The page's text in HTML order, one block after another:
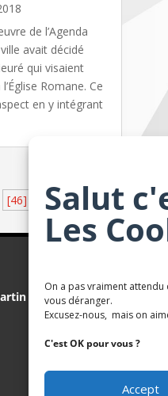
Salut
Les
On a pas vraiment
vous déranger.
Excusez-nous, mais on
C'est OK pour vous ?
Accept
de l’Agenda
avait décidé
qui visaient
Romane. Ce
en y intégrant
[46]
Karaté
Terres de